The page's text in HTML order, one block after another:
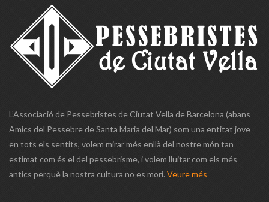
L’Associació de Pessebristes de Ciutat Vella de Barcelona (abans
Amics del Pessebre de Santa Maria del Mar) som una entitat jove
en tots els sentits, volem mirar més enllà del nostre món tan
estimat com és el del pessebrisme, i volem lluitar com els més
antics perquè la nostra cultura no es mori. Veure més